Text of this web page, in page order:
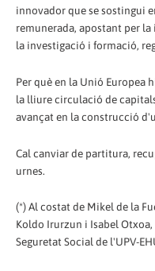
innovador que se sostingui
remunerada, apostant per
la investigació i formació,
Per què en la Unió Europea
la lliure circulació de
avançat en la construcció
Cal canviar de partitura,
urnes.
(*) Al costat de Mikel de la
Koldo Irurzun i Isabel
Seguretat Social de l'UPV-